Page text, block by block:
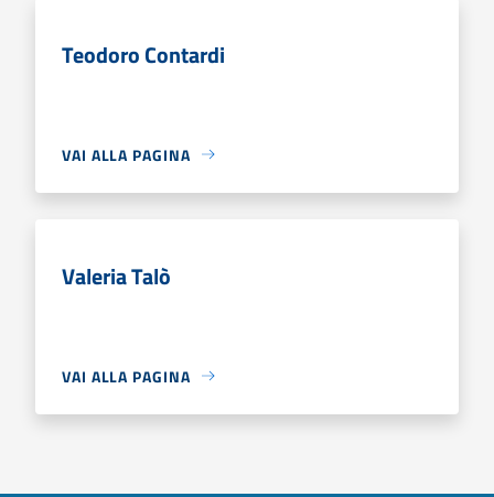
Teodoro Contardi
VAI ALLA PAGINA
Valeria Talò
VAI ALLA PAGINA